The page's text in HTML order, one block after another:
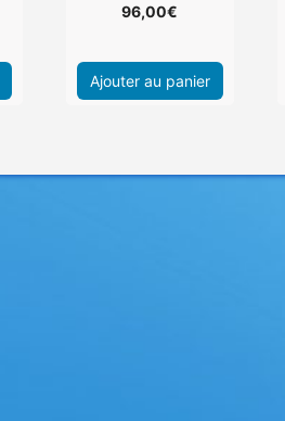
96,00€
Ajouter au panier